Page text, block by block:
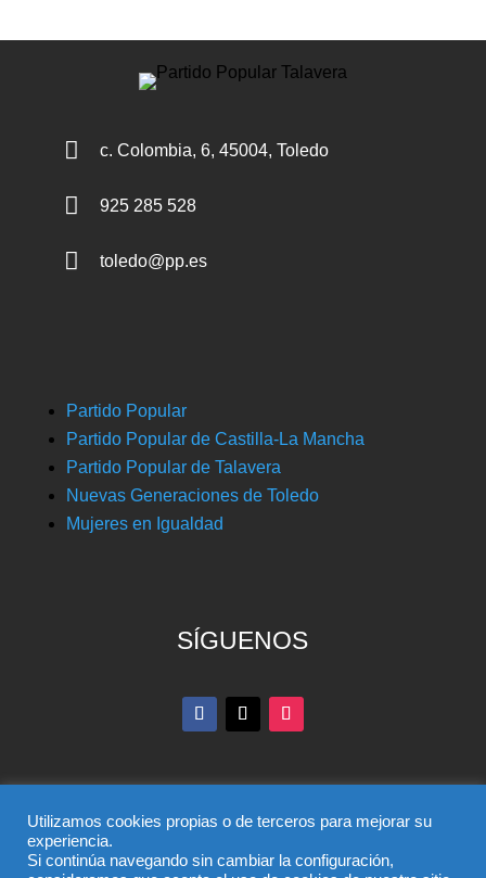
 c. Colombia, 6, 45004, Toledo
 925 285 528
 toledo@pp.es
Partido Popular
Partido Popular de Castilla-La Mancha
Partido Popular de Talavera
Nuevas Generaciones de Toledo
Mujeres en Igualdad
SÍGUENOS
© Partido Popular de Toledo – C/ Colombia, 6, 45004,
Utilizamos cookies propias o de terceros para mejorar su
experiencia.
Si continúa navegando sin cambiar la configuración,